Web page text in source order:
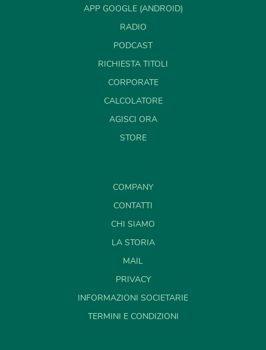
APP GOOGLE (ANDROID)
RADIO
PODCAST
RICHIESTA TITOLI
CORPORATE
CALCOLATORE
AGISCI ORA
STORE
COMPANY
CONTATTI
CHI SIAMO
LA STORIA
MAIL
PRIVACY
INFORMAZIONI SOCIETARIE
TERMINI E CONDIZIONI